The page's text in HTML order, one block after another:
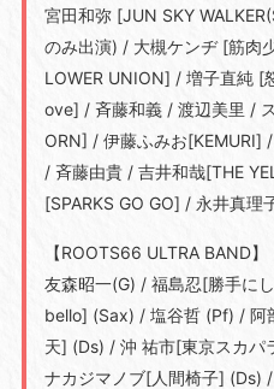
宮田和弥 [JUN SKY
のみ出演) / 大槻ケンヂ [筋肉
LOWER UNION] / 増子直純 [
ove] / 斉藤和義 / 渡辺美里 /
ORN] / 伊藤ふみお[KEMURI]
/ 斉藤由貴 / 吉井和哉[THE
[SPARKS GO GO] / 永井真
【ROOTS66 ULTRA BAND】
友森昭一(G) / 福島忍[勝手に
bello] (Sax) / 塩谷哲 (Pf) / 阿
天] (Ds) / 沖 祐市[東京スカパ
ナカジマノブ[人間椅子] (Ds)